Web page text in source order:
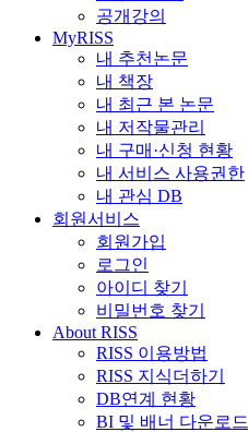
공개강의
MyRISS
내 추천논문
내 책장
내 최근 본 논문
내 저작물관리
내 구매·신청 현황
내 서비스 사용권한
내 관심 DB
회원서비스
회원가입
로그인
아이디 찾기
비밀번호 찾기
About RISS
RISS 이용방법
RISS 지식더하기
DB연계 현황
BI 및 배너 다운로드